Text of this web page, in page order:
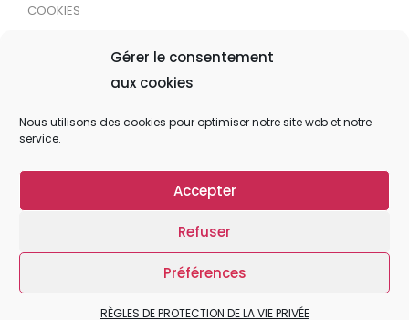
Gérer le consentement
aux cookies
Nous utilisons des cookies pour optimiser notre site web et notre
service.
Accepter
Refuser
Préférences
RÈGLES DE PROTECTION DE LA VIE PRIVÉE
COOKIES